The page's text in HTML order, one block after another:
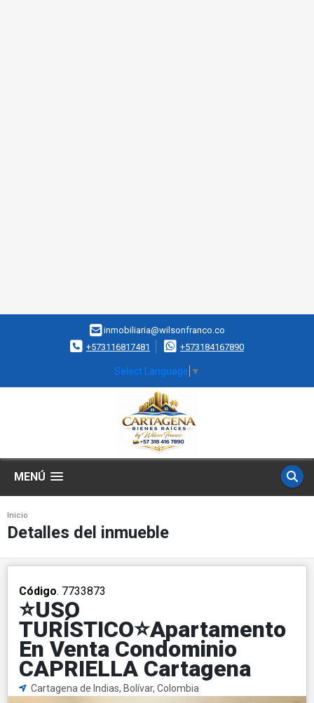
inmobiliaria@wilsonfranco.co
+573116817481
+573184167890
Select Language ▼
MENÚ
Inicio
Detalles del inmueble
Código. 7733873
⭐️USO
TURÍSTICO⭐️Apartamento
En Venta Condominio
CAPRIELLA Cartagena
Cartagena de Indias, Bolívar, Colombia